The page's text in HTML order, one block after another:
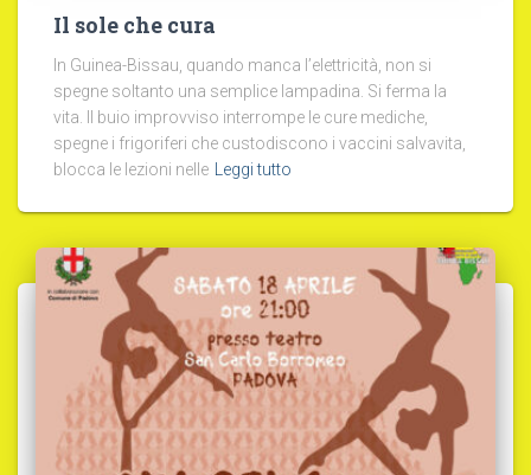
Il sole che cura
In Guinea-Bissau, quando manca l’elettricità, non si
spegne soltanto una semplice lampadina. Si ferma la
vita. Il buio improvviso interrompe le cure mediche,
spegne i frigoriferi che custodiscono i vaccini salvavita,
blocca le lezioni nelle Leggi tutto